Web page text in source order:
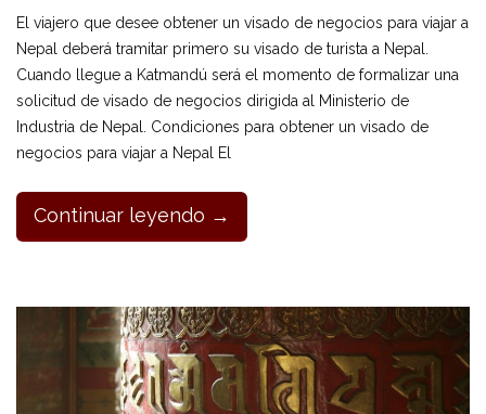
El viajero que desee obtener un visado de negocios para viajar a
Nepal deberá tramitar primero su visado de turista a Nepal.
Cuando llegue a Katmandú será el momento de formalizar una
solicitud de visado de negocios dirigida al Ministerio de
Industria de Nepal. Condiciones para obtener un visado de
negocios para viajar a Nepal El
Continuar leyendo →